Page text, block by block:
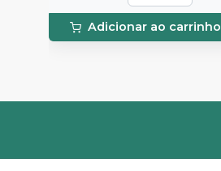
Adicionar ao carrinho